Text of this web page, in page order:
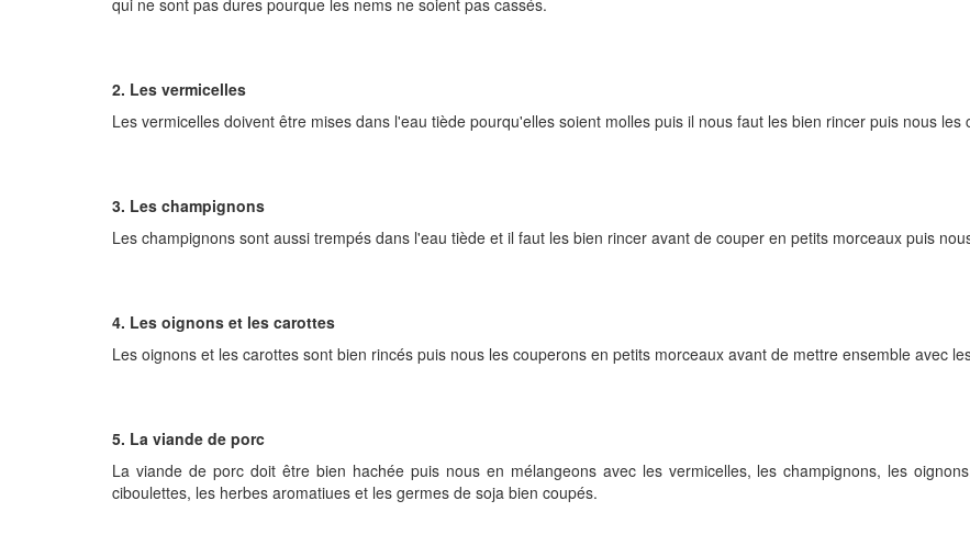
2. Les vermicelles
Les vermicelles doivent être mises dans l'eau tiède pourqu'elles soient molles puis il nous faut les bien rincer puis nous les
3. Les champignons
Les champignons sont aussi trempés dans l'eau tiède et il faut les bien rincer avant de couper en petits morceaux puis
4. Les oignons et les carottes
Les oignons et les carottes sont bien rincés puis nous les couperons en petits morceaux avant de mettre ensemble avec
5. La viande de porc
La viande de porc doit être bien hachée puis nous en mélangeons avec lesvermicelles, les champignons, les
ciboulettes, les herbes aromatiues et les germes de soja bien coupés.